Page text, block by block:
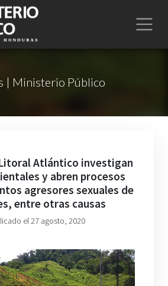
| Ministerio Público
Atlántico investigan
y abren procesos
agresores sexuales de
entre otras causas
el 27 agosto, 2020